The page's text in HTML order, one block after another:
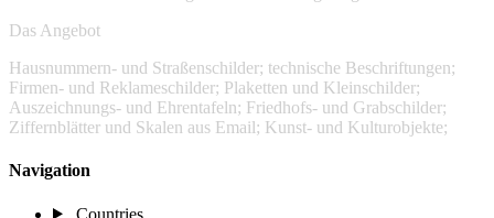
Das Angebot
Hausnummern- und Straßenschilder; technische Beschriftungen;
Firmen- und Reklameschilder; Plaketten und Kleinschilder;
Auszeichnungs- und Ehrentafeln; Friedhofs- und Grabschilder;
Ziffernblätter und Skalen aus Email; Kunst- und Kulturobjekte;
Navigation
Countries